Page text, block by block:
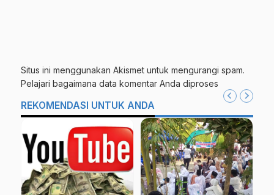
Situs ini menggunakan Akismet untuk mengurangi spam.
Pelajari bagaimana data komentar Anda diproses
REKOMENDASI UNTUK ANDA